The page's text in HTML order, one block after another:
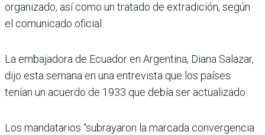
organizado, así como un tratado de extradición, según
el comunicado oficial.
La embajadora de Ecuador en Argentina, Diana Salazar,
dijo esta semana en una entrevista que los países
tenían un acuerdo de 1933 que debía ser actualizado.
Los mandatarios “subrayaron la marcada convergencia